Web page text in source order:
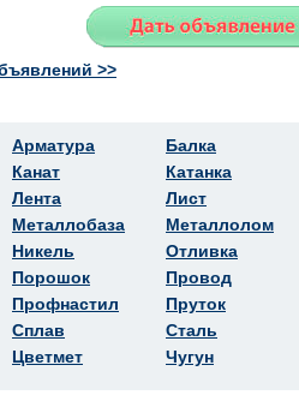
>>
Арматура
Канат
Лента
Металлобаза
Никель
Порошок
Профнастил
Сплав
Цветмет
Балка
Катанка
Лист
Металлолом
Отливка
Провод
Пруток
Сталь
Чугун